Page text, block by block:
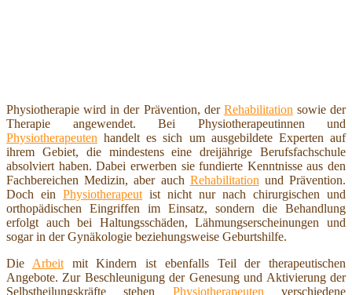
Physiotherapie wird in der Prävention, der Rehabilitation sowie der
Therapie angewendet. Bei Physiotherapeutinnen und
Physiotherapeuten handelt es sich um ausgebildete Experten auf
ihrem Gebiet, die mindestens eine dreijährige Berufsfachschule
absolviert haben. Dabei erwerben sie fundierte Kenntnisse aus den
Fachbereichen Medizin, aber auch Rehabilitation und Prävention.
Doch ein Physiotherapeut ist nicht nur nach chirurgischen und
orthopädischen Eingriffen im Einsatz, sondern die Behandlung
erfolgt auch bei Haltungsschäden, Lähmungserscheinungen und
sogar in der Gynäkologie beziehungsweise Geburtshilfe.
Die Arbeitmit Kindern ist ebenfalls Teil der therapeutischen
Angebote. Zur Beschleunigung der Genesung und Aktivierung der
Selbstheilungskräfte stehen Physiotherapeuten verschiedene